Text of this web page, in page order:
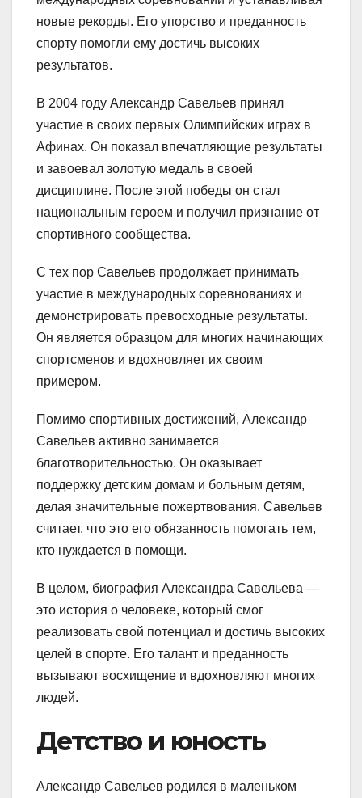
новые рекорды. Его упорство и преданность
спорту помогли ему достичь высоких
результатов.
В 2004 году Александр Савельев принял
участие в своих первых Олимпийских играх в
Афинах. Он показал впечатляющие результаты
и завоевал золотую медаль в своей
дисциплине. После этой победы он стал
национальным героем и получил признание от
спортивного сообщества.
С тех пор Савельев продолжает принимать
участие в международных соревнованиях и
демонстрировать превосходные результаты.
Он является образцом для многих начинающих
спортсменов и вдохновляет их своим
примером.
Помимо спортивных достижений, Александр
Савельев активно занимается
благотворительностью. Он оказывает
поддержку детским домам и больным детям,
делая значительные пожертвования. Савельев
считает, что это его обязанность помогать тем,
кто нуждается в помощи.
В целом, биография Александра Савельева —
это история о человеке, который смог
реализовать свой потенциал и достичь высоких
целей в спорте. Его талант и преданность
вызывают восхищение и вдохновляют многих
людей.
Детство и юность
Александр Савельев родился в маленьком